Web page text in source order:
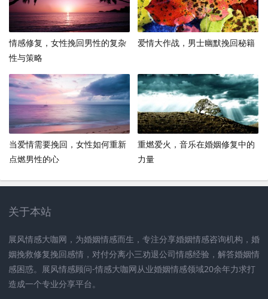
情感修复，女性挽回男性的复杂
性与策略
爱情大作战，男士幽默挽回秘籍
当爱情需要挽回，女性如何重新
点燃男性的心
重燃爱火，音乐在婚姻修复中的
力量
关于本站
展风情感大咖网，为婚姻情感而生，专注分享婚姻情感咨询机构，婚
姻挽救修复挽回感情，对付分离小三劝退公司情感经验，解答婚姻情
感困惑。展风情感顾问-情感大咖网从业婚姻情感领域20余年力求打
造成一个专业分享平台。